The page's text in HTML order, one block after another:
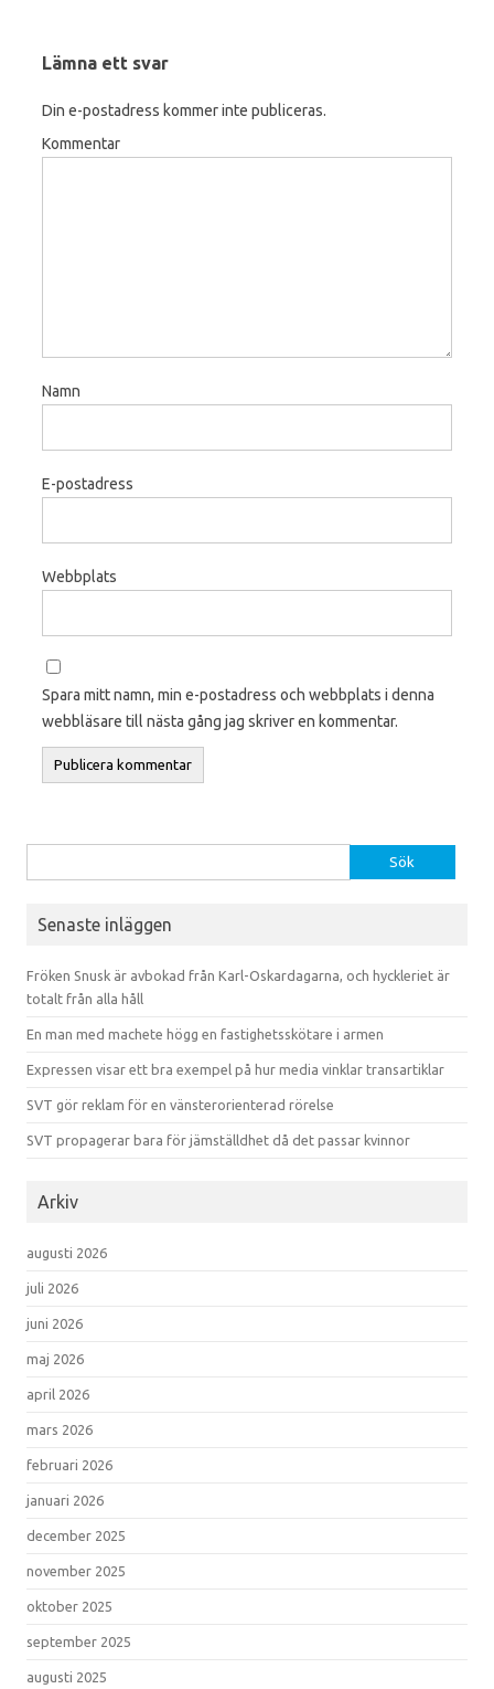
Lämna ett svar
Din e-postadress kommer inte publiceras.
Kommentar
Namn
E-postadress
Webbplats
Spara mitt namn, min e-postadress och webbplats i denna
webbläsare till nästa gång jag skriver en kommentar.
Senaste inläggen
Fröken Snusk är avbokad från Karl-Oskardagarna, och hyckleriet är
totalt från alla håll
En man med machete högg en fastighetsskötare i armen
Expressen visar ett bra exempel på hur media vinklar transartiklar
SVT gör reklam för en vänsterorienterad rörelse
SVT propagerar bara för jämställdhet då det passar kvinnor
Arkiv
augusti 2026
juli 2026
juni 2026
maj 2026
april 2026
mars 2026
februari 2026
januari 2026
december 2025
november 2025
oktober 2025
september 2025
augusti 2025